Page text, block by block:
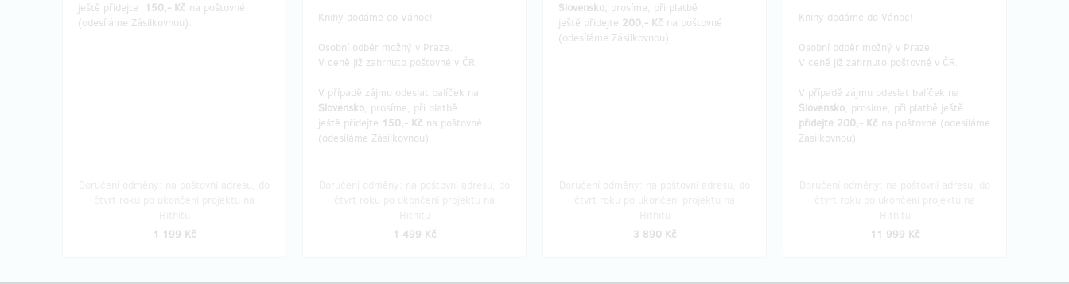
ještě přidejte
150,- Kč na poštovné
(odesíláme Zásilkovnou).
1 199 Kč
Knihy dodáme do Vánoc!
Osobní odběr možný v Praze.
V ceně již zahrnuto poštovné v ČR.
V případě zájmu odeslat balíček na
Slovensko, prosíme, při platbě
ještě přidejte 150,- Kč na poštovné
(odesíláme Zásilkovnou).
1 499 Kč
Slovensko, prosíme, při platbě
ještě přidejte 200,- Kč na poštovné
(odesíláme Zásilkovnou).
3 890 Kč
Knihy dodáme do Vánoc!
Osobní odběr možný v Praze.
V ceně již zahrnuto poštovné v ČR.
V případě zájmu odeslat balíček na
Slovensko, prosíme, při platbě ještě
přidejte 200,- Kč na poštovné (odesíláme
Zásilkovnou).
11 999 Kč